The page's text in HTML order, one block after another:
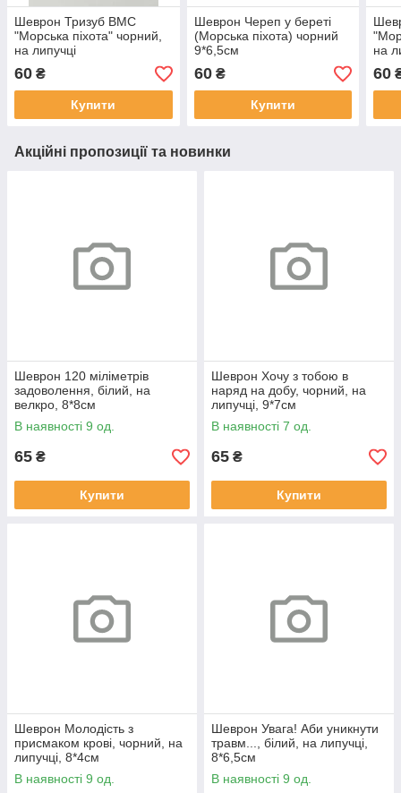
Шеврон Тризуб ВМС
"Морська піхота" чорний,
на липучці
60 ₴
Купити
Шеврон Череп у береті
(Морська піхота) чорний
9*6,5см
60₴
Купити
на
60
Акційні пропозиції та новинки
Шеврон 120 міліметрів
задоволення, білий, на
велкро, 8*8см
В наявності 9 од.
65 ₴
Купити
Шеврон Хочу з тобою в
наряд на добу, чорний, на
липучці, 9*7см
В наявності 7 од.
65 ₴
Купити
Шеврон Молодість з
присмаком крові, чорний, на
липучці, 8*4см
В наявності 9 од.
Шеврон Увага! Аби уникнути
травм..., білий, на липучці,
8*6,5см
В наявності 9 од.